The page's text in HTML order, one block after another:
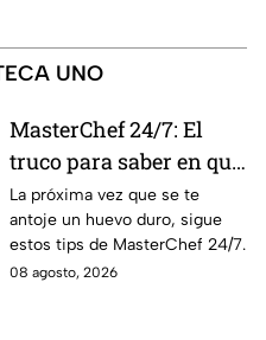
UNO
MasterChef 24/7: El
truco para saber en qué
momento está listo un
huevo cocido
La próxima vez que se te
antoje un huevo duro, sigue
estos tips de MasterChef 24/7.
08 agosto, 2026